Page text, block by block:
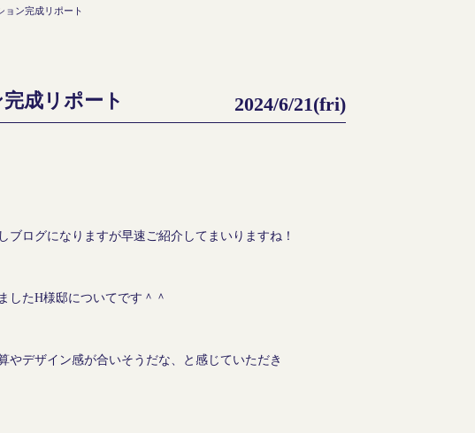
ョン完成リポート
成リポート 2024/6/21(fri)
ログになりますが早速ご紹介してまいりますね！
したH様邸についてです＾＾
デザイン感が合いそうだな、と感じていただき